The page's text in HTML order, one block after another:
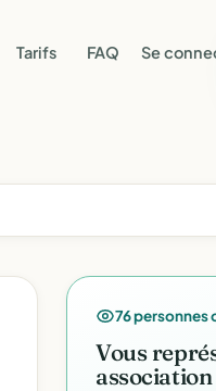
Tarifs FAQ Se
76 personnes
Vous
association